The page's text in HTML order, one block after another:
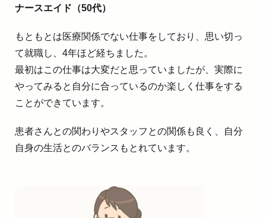
ナースエイド（50代）
もともとは医療関係でない仕事をしており、思い切っ
て就職し、4年ほど経ちました。
最初はこの仕事は大変だと思っていましたが、実際に
やってみると自分に合っているのか楽しく仕事をする
ことができています。
患者さんとの関わりやスタッフとの関係も良く、自分
自身の生活とのバランスもとれています。